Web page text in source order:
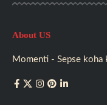
About US
Momenti - Sepse koha